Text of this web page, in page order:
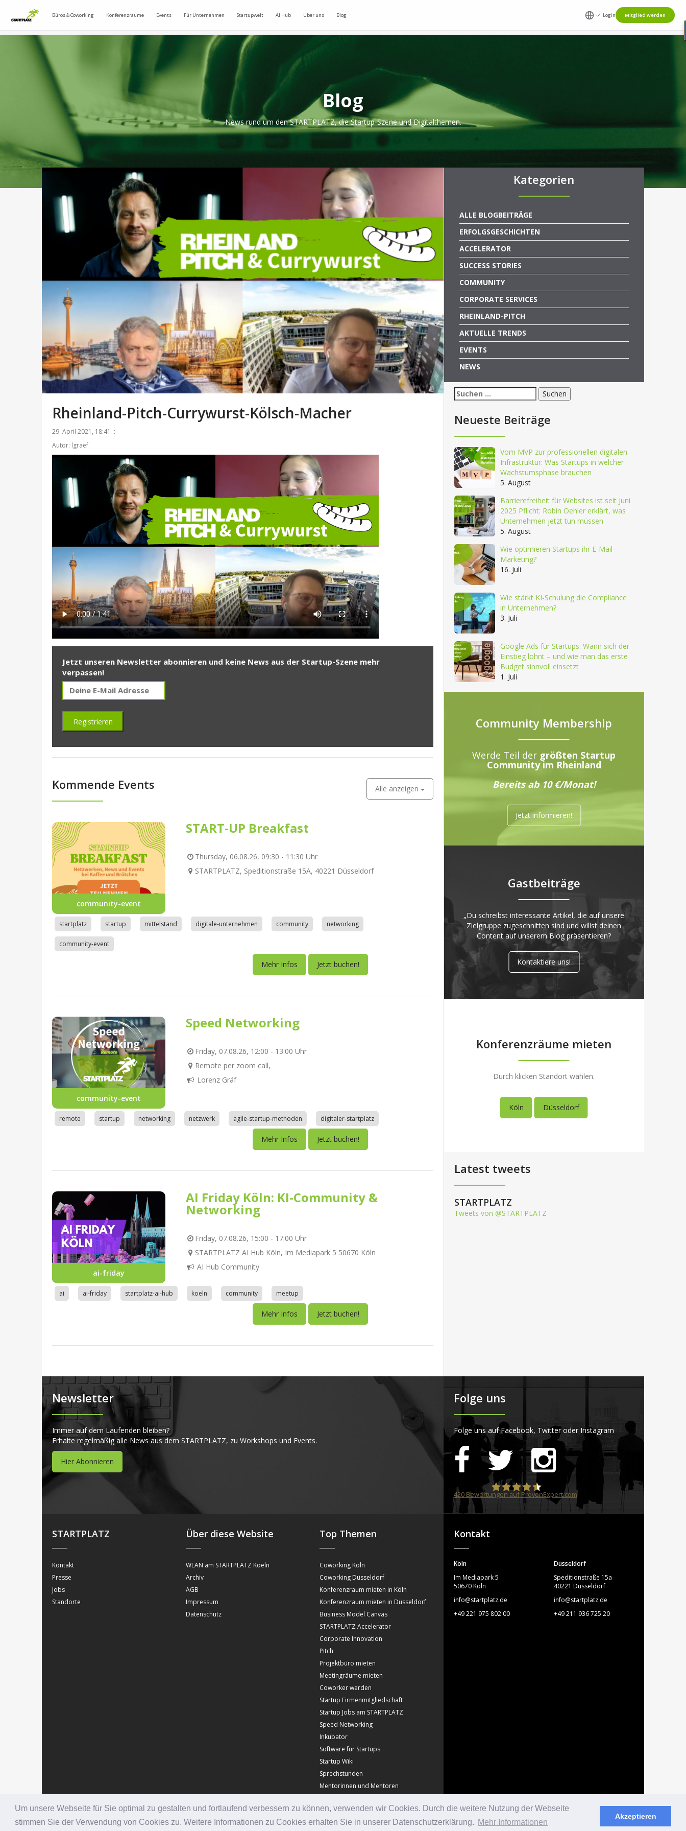
Um unsere Webseite für Sie optimal zu gestalten und fortlaufend verbessern zu können, verwenden wir Cookies. Durch die weitere Nutzung der Webseite
stimmen Sie der Verwendung von Cookies zu. Weitere Informationen zu Cookies erhalten Sie in unserer Datenschutzerklärung. Mehr Informationen
Akzeptieren
Büros & Coworking Konferenzräume Events Für Unternehmen Startupwelt AI Hub Über uns Blog Login Mitglied werden
Blog
News rund um den STARTPLATZ, die Startup-Szene und Digitalthemen.
Rheinland-Pitch-Currywurst-Kölsch-Macher
29. April 2021, 18:41 ::
Autor: lgraef
Jetzt unseren Newsletter abonnieren und keine News aus der Startup-Szene mehr
verpassen!
Kommende Events Alle anzeigen
community-event
START-UP Breakfast
Thursday, 06.08.26, 09:30 - 11:30 Uhr
STARTPLATZ, Speditionstraße 15A, 40221 Düsseldorf
startplatz startup mittelstand digitale-unternehmen community networking
community-event
Mehr Infos Jetzt buchen!
community-event
Speed Networking
Friday, 07.08.26, 12:00 - 13:00 Uhr
Remote per zoom call,
Lorenz Gräf
remote startup networking netzwerk agile-startup-methoden digitaler-startplatz
Mehr Infos Jetzt buchen!
ai-friday
AI Friday Köln: KI-Community &
Networking
Friday, 07.08.26, 15:00 - 17:00 Uhr
STARTPLATZ AI Hub Köln, Im Mediapark 5 50670 Köln
AI Hub Community
ai ai-friday startplatz-ai-hub koeln community meetup
Mehr Infos Jetzt buchen!
Kategorien
ALLE BLOGBEITRÄGE
ERFOLGSGESCHICHTEN
ACCELERATOR
SUCCESS STORIES
COMMUNITY
CORPORATE SERVICES
RHEINLAND-PITCH
AKTUELLE TRENDS
EVENTS
NEWS
Suchen
nach:
Neueste Beiträge
Vom MVP zur professionellen digitalen
Infrastruktur: Was Startups in welcher
Wachstumsphase brauchen
5. August
Barrierefreiheit für Websites ist seit Juni
2025 Pflicht: Robin Oehler erklärt, was
Unternehmen jetzt tun müssen
5. August
Wie optimieren Startups ihr E-Mail-
Marketing?
16. Juli
Wie stärkt KI-Schulung die Compliance
in Unternehmen?
3. Juli
Google Ads für Startups: Wann sich der
Einstieg lohnt – und wie man das erste
Budget sinnvoll einsetzt
1. Juli
Community Membership
Werde Teil der größten Startup
Community im Rheinland
Bereits ab 10 €/Monat!
Jetzt informieren!
Gastbeiträge
„Du schreibst interessante Artikel, die auf unsere
Zielgruppe zugeschnitten sind und willst deinen
Content auf unserem Blog präsentieren?
Kontaktiere uns!
Konferenzräume mieten
Durch klicken Standort wählen.
Köln Düsseldorf
Latest tweets
STARTPLATZ
Tweets von @STARTPLATZ
Newsletter
Immer auf dem Laufenden bleiben?
Erhalte regelmäßig alle News aus dem STARTPLATZ, zu Workshops und Events.
Hier Abonnieren
Folge uns
Folge uns auf Facebook, Twitter oder Instagram
STARTPLATZ
420Bewertungen auf ProvenExpert.com
STARTPLATZ
Kontakt
Presse
Jobs
Standorte
Über diese Website
WLAN am STARTPLATZ Koeln
Archiv
AGB
Impressum
Datenschutz
Top Themen
Coworking Köln
Coworking Düsseldorf
Konferenzraum mieten in Köln
Konferenzraum mieten in Düsseldorf
Business Model Canvas
STARTPLATZ Accelerator
Corporate Innovation
Pitch
Projektbüro mieten
Meetingräume mieten
Coworker werden
Startup Firmenmitgliedschaft
Startup Jobs am STARTPLATZ
Speed Networking
Inkubator
Software für Startups
Startup Wiki
Sprechstunden
Mentorinnen und Mentoren
Kontakt
Köln
Im Mediapark 5
50670 Köln
info@startplatz.de
+49 221 975 802 00
Düsseldorf
Speditionstraße 15a
40221 Düsseldorf
info@startplatz.de
+49 211 936 725 20
© Copyright Startplatz 2026